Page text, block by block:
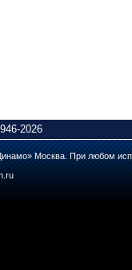
2026
Москва. При любом